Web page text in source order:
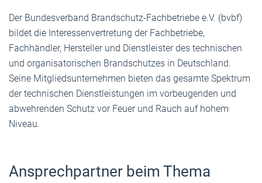
Der Bundesverband Brandschutz-Fachbetriebe e.V. (bvbf)
bildet die Interessenvertretung der Fachbetriebe,
Fachhändler, Hersteller und Dienstleister des technischen
und organisatorischen Brandschutzes in Deutschland.
Seine Mitgliedsunternehmen bieten das gesamte Spektrum
der technischen Dienstleistungen im vorbeugenden und
abwehrenden Schutz vor Feuer und Rauch auf hohem
Niveau.
Ansprechpartner beim Thema